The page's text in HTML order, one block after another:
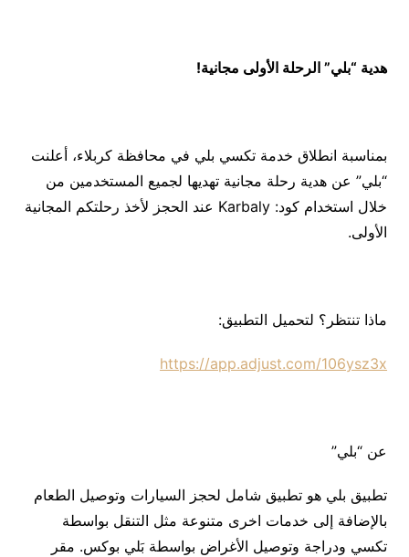
هدية “بلي” الرحلة الأولى مجانية!
بمناسبة انطلاق خدمة تكسي بلي في محافظة كربلاء، أعلنت
“بلي” عن هدية رحلة مجانية تهديها لجميع المستخدمين من
خلال استخدام كود: Karbaly عند الحجز لأخذ رحلتكم المجانية
الأولى.
ماذا تنتظر؟ لتحميل التطبيق:
https://app.adjust.com/106ysz3x
عن “بلي”
تطبيق بلي هو تطبيق شامل لحجز السيارات وتوصيل الطعام
بالإضافة إلى خدمات اخرى متنوعة مثل التنقل بواسطة
تكسي ودراجة وتوصيل الأغراض بواسطة بَلي بوكس. مقر